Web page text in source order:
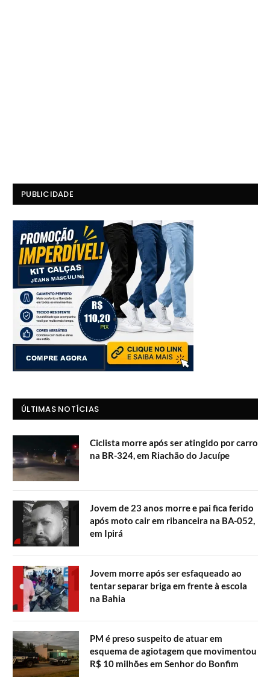
PUBLICIDADE
ÚLTIMAS NOTÍCIAS
Ciclista morre após ser atingido por carro
na BR-324, em Riachão do Jacuípe
Jovem de 23 anos morre e pai fica ferido
após moto cair em ribanceira na BA-052,
em Ipirá
Jovem morre após ser esfaqueado ao
tentar separar briga em frente à escola
na Bahia
PM é preso suspeito de atuar em
esquema de agiotagem que movimentou
R$ 10 milhões em Senhor do Bonfim